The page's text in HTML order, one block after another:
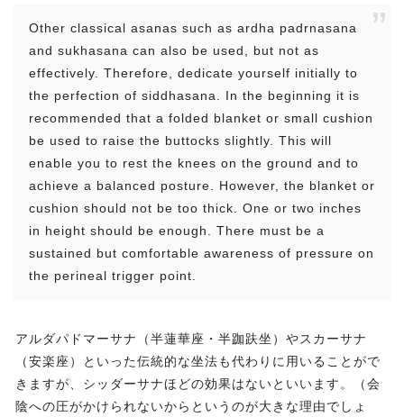
Other classical asanas such as ardha padrnasana
and sukhasana can also be used, but not as
effectively. Therefore, dedicate yourself initially to
the perfection of siddhasana. In the beginning it is
recommended that a folded blanket or small cushion
be used to raise the buttocks slightly. This will
enable you to rest the knees on the ground and to
achieve a balanced posture. However, the blanket or
cushion should not be too thick. One or two inches
in height should be enough. There must be a
sustained but comfortable awareness of pressure on
the perineal trigger point.
アルダパドマーサナ（半蓮華座・半跏趺坐）やスカーサナ
（安楽座）といった伝統的な坐法も代わりに用いることがで
きますが、シッダーサナほどの効果はないといいます。（会
陰への圧がかけられないからというのが大きな理由でしょ